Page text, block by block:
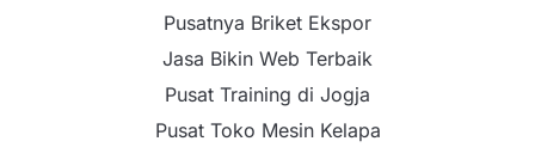
Pusatnya Briket Ekspor
Jasa Bikin Web Terbaik
Pusat Training di Jogja
Pusat Toko Mesin Kelapa